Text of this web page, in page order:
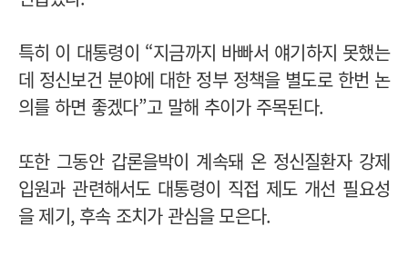
특히 이 대통령이 “지금까지 바빠서 얘기하지 못했는
데 정신보건 분야에 대한 정부 정책을 별도로 한번 논
의를 하면 좋겠다”고 말해 추이가 주목된다.
또한 그동안 갑론을박이 계속돼 온 정신질환자 강제
입원과 관련해서도 대통령이 직접 제도 개선 필요성
을 제기, 후속 조치가 관심을 모은다.